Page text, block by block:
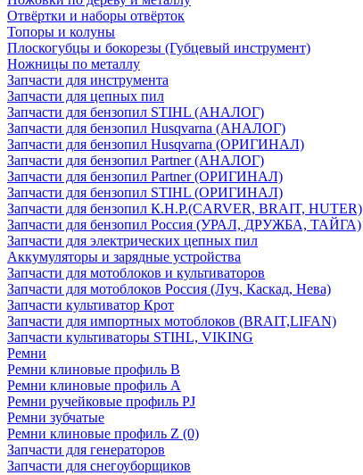
Отвёртки и наборы отвёрток
Топоры и колуны
Плоскогубцы и бокорезы (Губцевый инструмент)
Ножницы по металлу
Запчасти для инструмента
Запчасти для цепных пил
Запчасти для бензопил STIHL (АНАЛОГ)
Запчасти для бензопил Husqvarna (АНАЛОГ)
Запчасти для бензопил Husqvarna (ОРИГИНАЛ)
Запчасти для бензопил Partner (АНАЛОГ)
Запчасти для бензопил Partner (ОРИГИНАЛ)
Запчасти для бензопил STIHL (ОРИГИНАЛ)
Запчасти для бензопил К.Н.Р.(CARVER, BRAIT, HUTER)
Запчасти для бензопил Россия (УРАЛ, ДРУЖБА, ТАЙГА)
Запчасти для электрических цепных пил
Аккумуляторы и зарядные устройства
Запчасти для мотоблоков и культиваторов
Запчасти для мотоблоков Россия (Луч, Каскад, Нева)
Запчасти культиватор Крот
Запчасти для импортных мотоблоков (BRAIT,LIFAN)
Запчасти культиваторы STIHL, VIKING
Ремни
Ремни клиновые профиль B
Ремни клиновые профиль А
Ремни ручейковые профиль PJ
Ремни зубчатые
Ремни клиновые профиль Z (0)
Запчасти для генераторов
Запчасти для снегоуборщиков